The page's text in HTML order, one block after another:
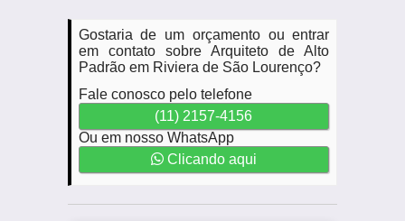
Gostaria de um orçamento ou entrar
em contato sobre Arquiteto de Alto
Padrão em Riviera de São Lourenço?
Fale conosco pelo telefone
(11) 2157-4156
Ou em nosso WhatsApp
Clicando aqui